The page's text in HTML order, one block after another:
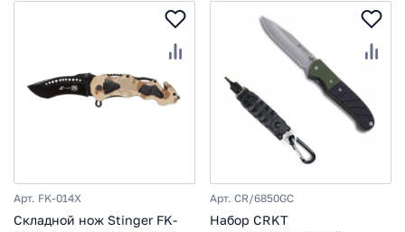
Арт. FK-014X
Складной нож Stinger FK-
Арт. CR/6850GC
Набор CRKT